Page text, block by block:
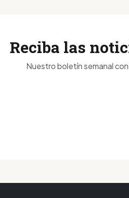
Reciba las
Nuestro boletín semanal